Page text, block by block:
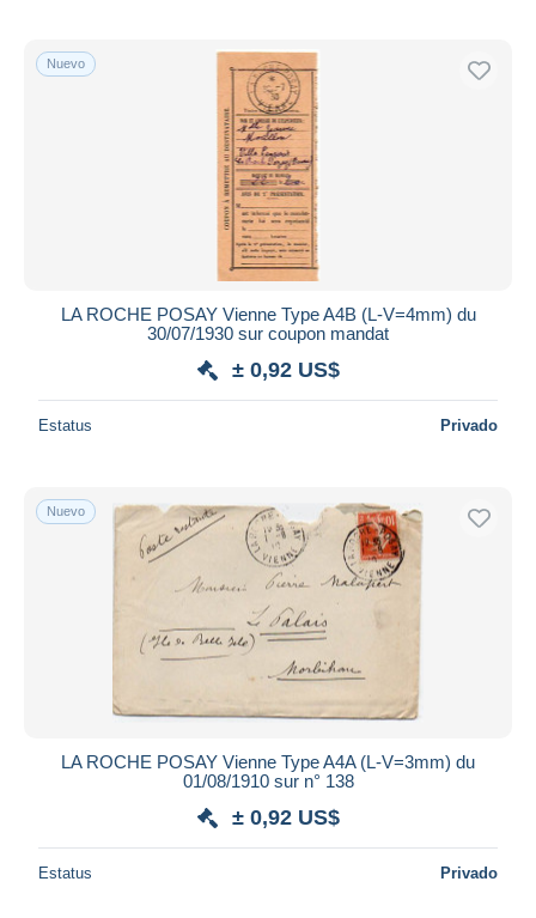
Nuevo
LA ROCHE POSAY Vienne Type A4B (L-V=4mm) du
30/07/1930 sur coupon mandat
± 0,92 US$
Estatus Privado
Nuevo
LA ROCHE POSAY Vienne Type A4A (L-V=3mm) du
01/08/1910 sur n° 138
± 0,92 US$
Estatus Privado